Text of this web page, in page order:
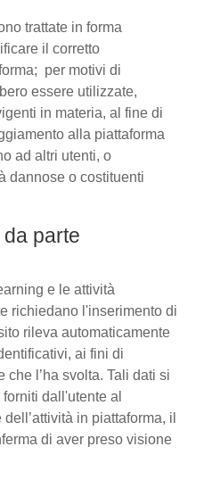
trattate in forma
il corretto
per motivi di
essere utilizzate,
in materia, al fine di
alla piattaforma
ad altri utenti, o
dannose o costituenti
parte
e le attività
richiedano l'inserimento di
rileva automaticamente
ai fini di
che l’ha svolta. Tali dati si
dall'utente al
in piattaforma, il
di aver preso visione